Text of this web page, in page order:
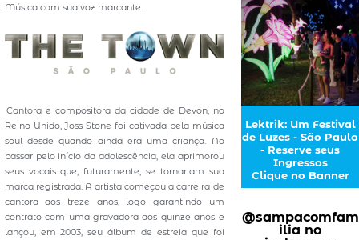
Música com sua voz marcante.
Cantora e compositora da cidade de Devon, no
Reino Unido, Joss Stone foi cativada pela música
soul desde quando ainda era uma criança. Ao
passar pelo início da adolescência, ela aprimorou
seus vocais que, futuramente, se tornariam sua
marca registrada. A artista começou a carreira de
cantora aos treze anos, logo garantindo um
contrato com uma gravadora aos quinze anos e
lançou, em 2003, seu álbum de estreia que foi
Lektrik: Um Festival
de Luzes - São Paulo
- Reserve seus
Ingressos
Clique no Banner
@sampacomfam
ilia no